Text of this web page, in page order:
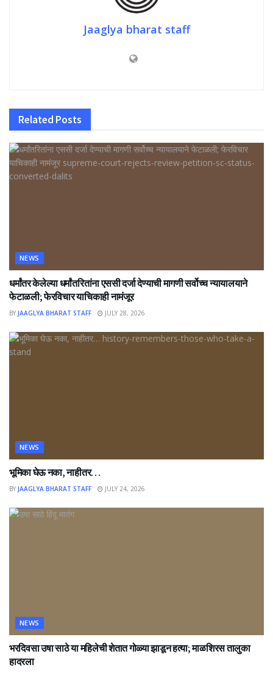
Jaaglya bharat staff
Related Posts
NEWS
धर्मांतर केलेल्या धर्मांतरितांना एससी दर्जा देण्याची मागणी सर्वोच्च न्यायालयाने
फेटाळली; फेरविचार याचिकाही नामंजूर
BY JAAGLYA BHARAT STAFF JULY 28, 2026
NEWS
भूमिका घेऊ नका, नाहीतर…
BY JAAGLYA BHARAT STAFF JULY 24, 2026
NEWS
भरदिवसा उषा साठे या महिलेची शेतात गोळ्या झाडून हत्या; माळशिरस तालुका
हादरला